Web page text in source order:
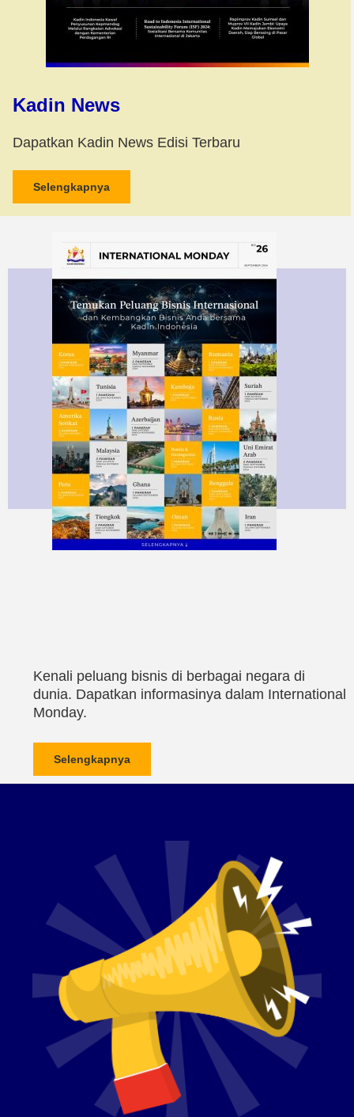
Kadin News
Dapatkan Kadin News Edisi Terbaru
Selengkapnya
Kenali peluang bisnis di berbagai negara di
dunia. Dapatkan informasinya dalam International
Monday.
Selengkapnya